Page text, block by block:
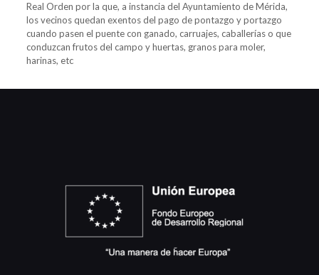
Real Orden por la que, a instancia del Ayuntamiento de Mérida,
los vecinos quedan exentos del pago de pontazgo y portazgo
cuando pasen el puente con ganado, carruajes, caballerías o que
conduzcan frutos del campo y huertas, granos para moler,
harinas, etc